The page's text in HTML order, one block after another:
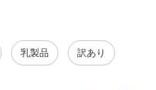
乳製品 訳あり